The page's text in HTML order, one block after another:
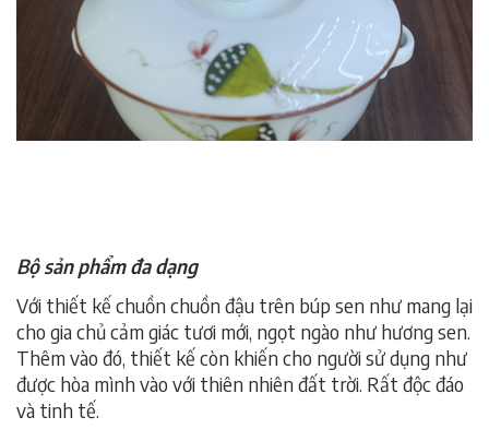
Bộ sản phẩm đa dạng
Với thiết kế chuồn chuồn đậu trên búp sen như mang lại
cho gia chủ cảm giác tươi mới, ngọt ngào như hương sen.
Thêm vào đó, thiết kế còn khiến cho người sử dụng như
được hòa mình vào với thiên nhiên đất trời. Rất độc đáo
và tinh tế.